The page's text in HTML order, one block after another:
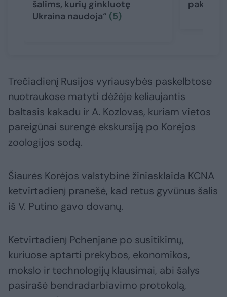
šalims, kurių ginkluotę
Ukraina naudoja“ (5)
pakeis
Trečiadienį Rusijos vyriausybės paskelbtose
nuotraukose matyti dėžėje keliaujantis
baltasis kakadu ir A. Kozlovas, kuriam vietos
pareigūnai surengė ekskursiją po Korėjos
zoologijos sodą.
Šiaurės Korėjos valstybinė žiniasklaida KCNA
ketvirtadienį pranešė, kad retus gyvūnus šalis
iš V. Putino gavo dovanų.
Ketvirtadienį Pchenjane po susitikimų,
kuriuose aptarti prekybos, ekonomikos,
mokslo ir technologijų klausimai, abi šalys
pasirašė bendradarbiavimo protokolą,